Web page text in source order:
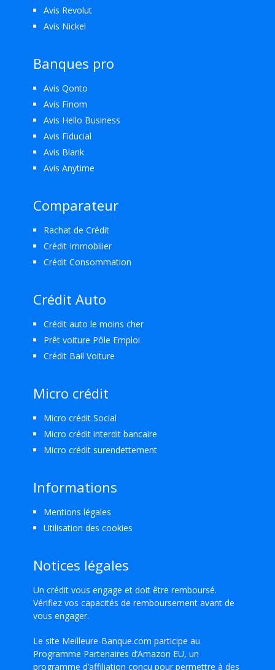
Avis Revolut
Avis Nickel
Banques pro
Avis Qonto
Avis Finom
Avis Hello Business
Avis Fiducial
Avis Blank
Avis Anytime
Comparateur
Rachat de Crédit
Crédit Immobilier
Crédit Consommation
Crédit Auto
Crédit auto le moins cher
Prêt voiture Pôle Emploi
Crédit Bail Voiture
Micro crédit
Micro crédit Social
Micro crédit interdit bancaire
Micro crédit surendettement
Informations
Mentions légales
Utilisation des cookies
Notices légales
Un crédit vous engage et doit être remboursé.
Vérifiez vos capacités de remboursement avant de
vous engager.
Le site Meilleure-Banque.com participe au
Programme Partenaires d’Amazon EU, un
programme d’affiliation conçu pour permettre à des